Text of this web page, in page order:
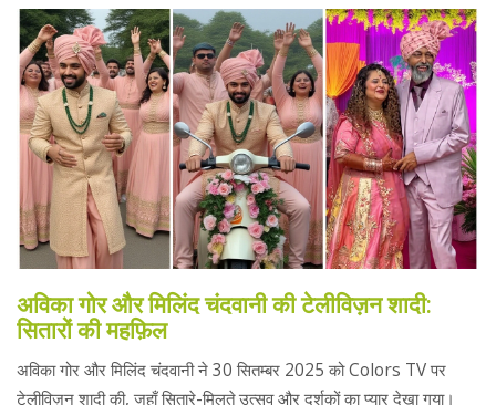
अविका गोर और मिलिंद चंदवानी की टेलीविज़न शादी:
सितारों की महफ़िल
अविका गोर और मिलिंद चंदवानी ने 30 सितम्बर 2025 को Colors TV पर
टेलीविज़न शादी की, जहाँ सितारे-मिलते उत्सव और दर्शकों का प्यार देखा गया।